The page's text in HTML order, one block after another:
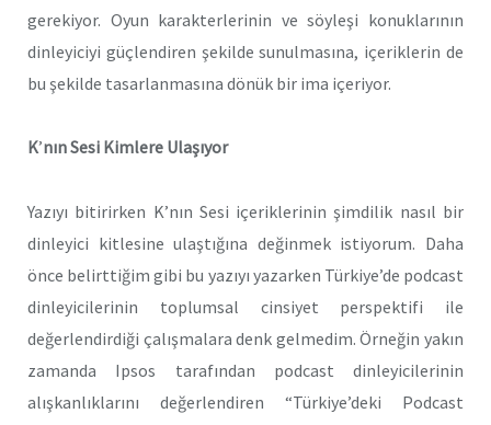
gerekiyor. Oyun karakterlerinin ve söyleşi konuklarının
dinleyiciyi güçlendiren şekilde sunulmasına, içeriklerin de
bu şekilde tasarlanmasına dönük bir ima içeriyor.
K’nın Sesi Kimlere Ulaşıyor
Yazıyı bitirirken K’nın Sesi içeriklerinin şimdilik nasıl bir
dinleyici kitlesine ulaştığına değinmek istiyorum. Daha
önce belirttiğim gibi bu yazıyı yazarken Türkiye’de podcast
dinleyicilerinin toplumsal cinsiyet perspektifi ile
değerlendirdiği çalışmalara denk gelmedim. Örneğin yakın
zamanda Ipsos tarafından podcast dinleyicilerinin
alışkanlıklarını değerlendiren “Türkiye’deki Podcast